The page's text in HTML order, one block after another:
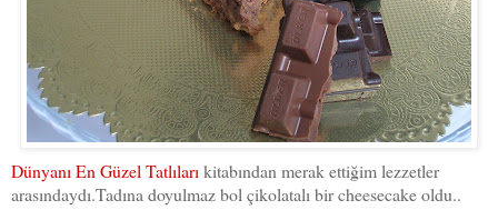
Dünyanı En Güzel Tatlıları kitabından merak ettiğim lezzetler
arasındaydı.Tadına doyulmaz bol çikolatalı bir cheesecake oldu..